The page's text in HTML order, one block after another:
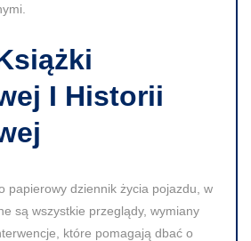
I Historii
papierowy dziennik życia pojazdu, w
są wszystkie przeglądy, wymiany
które pomagają dbać o